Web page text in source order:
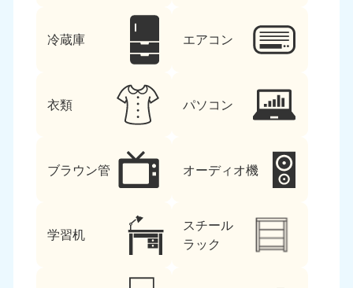
冷蔵庫 エアコン
衣類 パソコン
ブラウン管 オーディオ機
学習机
スチール
ラック